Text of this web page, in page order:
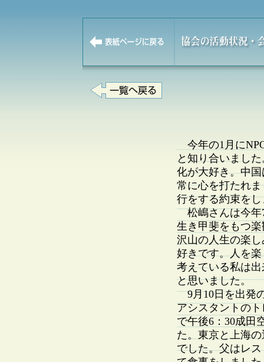
今年の1月に
と知り合いまし
化が大好き。中
常に心を打たれ
行をする約束を
松嶋さんは今年
生き甲斐をもつ
沢山の人生の楽
好きです。人を
考えている私は
と思いました。
9月10日を出発
アシスタントの
で午後6：30成田
た。東京と上海
でした。父はレ